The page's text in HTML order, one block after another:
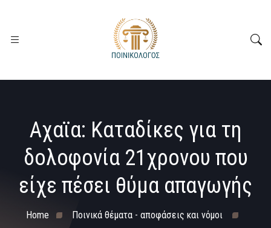
Αχαϊα: Καταδίκες για τη
δολοφονία 21χρονου που
είχε πέσει θύμα απαγωγής
Home
Ποινικά θέματα - αποφάσεις και νόμοι